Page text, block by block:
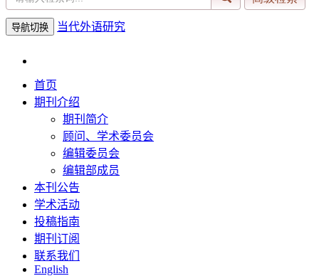
导航切换 当代外语研究
首页
期刊介绍
期刊简介
顾问、学术委员会
编辑委员会
编辑部成员
本刊公告
学术活动
投稿指南
期刊订阅
联系我们
English